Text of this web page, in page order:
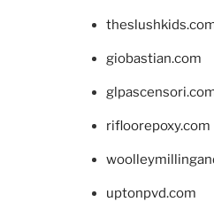
giobastian.com
rifloorepoxy.com
uptonpvd.com